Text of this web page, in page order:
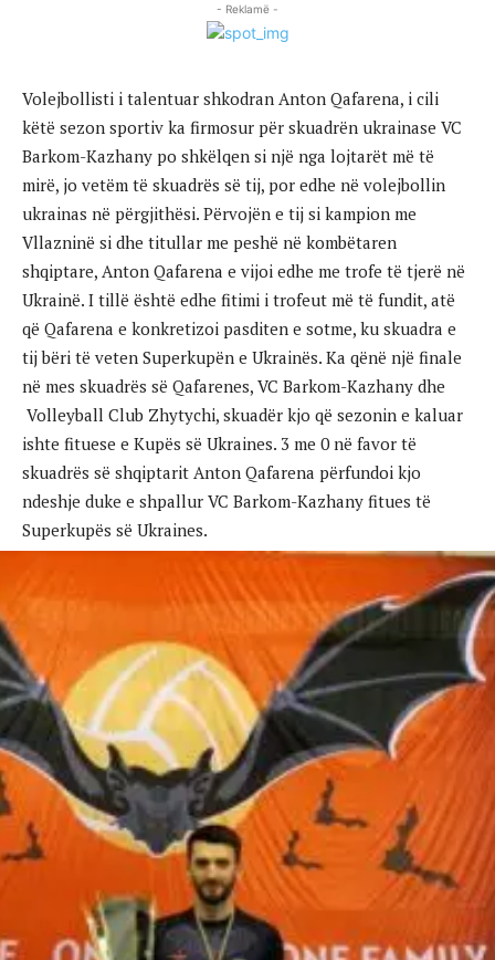
- Reklamë -
Volejbollisti i talentuar shkodran Anton Qafarena, i cili
këtë sezon sportiv ka firmosur për skuadrën ukrainase VC
Barkom-Kazhany po shkëlqen si një nga lojtarët më të
mirë, jo vetëm të skuadrës së tij, por edhe në volejbollin
ukrainas në përgjithësi. Përvojën e tij si kampion me
Vllazninë si dhe titullar me peshë në kombëtaren
shqiptare, Anton Qafarena e vijoi edhe me trofe të tjerë në
Ukrainë. I tillë është edhe fitimi i trofeut më të fundit, atë
që Qafarena e konkretizoi pasditen e sotme, ku skuadra e
tij bëri të veten Superkupën e Ukrainës. Ka qënë një finale
në mes skuadrës së Qafarenes, VC Barkom-Kazhany dhe
Volleyball Club Zhytychi, skuadër kjo që sezonin e kaluar
ishte fituese e Kupës së Ukraines. 3 me 0 në favor të
skuadrës së shqiptarit Anton Qafarena përfundoi kjo
ndeshje duke e shpallur VC Barkom-Kazhany fitues të
Superkupës së Ukraines.